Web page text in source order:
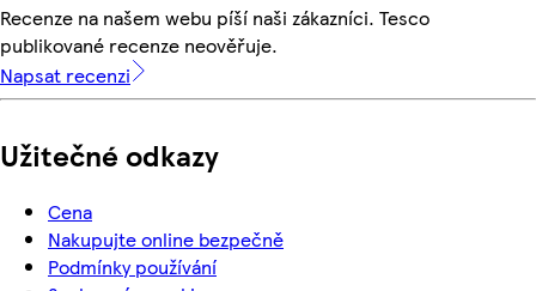
Recenze na našem webu píší naši zákazníci. Tesco
publikované recenze neověřuje.
Napsat recenzi
Užitečné odkazy
Cena
Nakupujte online bezpečně
Podmínky používání